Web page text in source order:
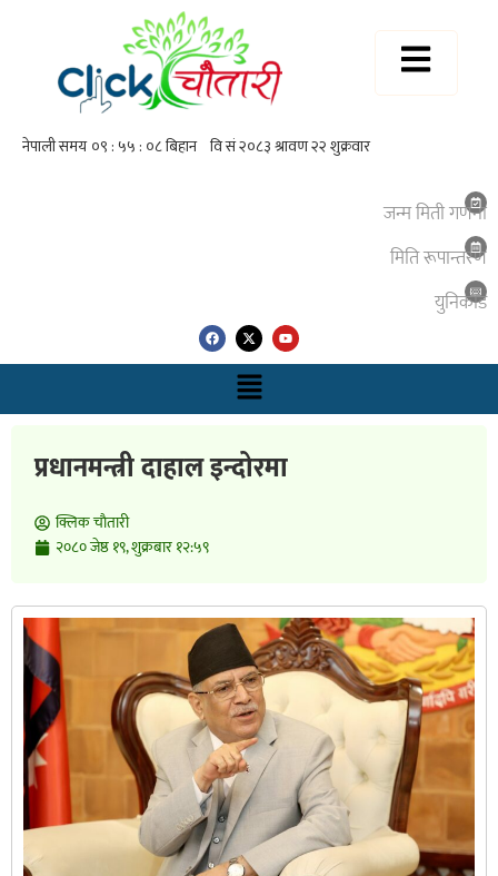
जन्म मिती गणना
मिति रूपान्तरण
युनिकाेड
प्रधानमन्त्री दाहाल इन्दोरमा
क्लिक चाैतारी
२०८० जेष्ठ १९, शुक्रबार १२:५९